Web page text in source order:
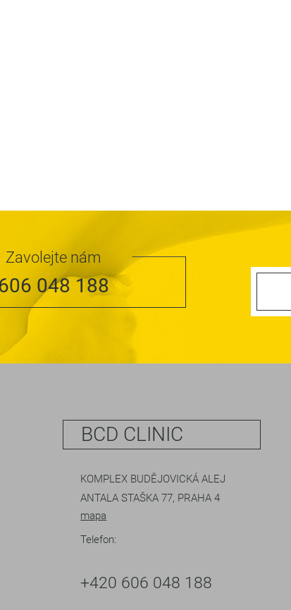
Zavolejte nám
048 188
BCD CLINIC
KOMPLEX BUDĚJOVICKÁ ALEJ
ANTALA STAŠKA 77, PRAHA 4
mapa
Telefon:
+420 606 048 188